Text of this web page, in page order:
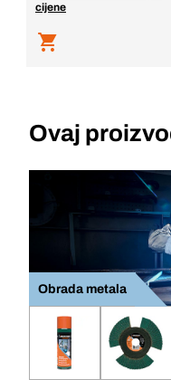
cijene
Ovaj
Obrada metala